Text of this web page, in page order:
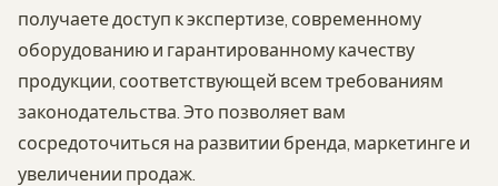
получаете доступ к экспертизе, современному
оборудованию и гарантированному качеству
продукции, соответствующей всем требованиям
законодательства. Это позволяет вам
сосредоточиться на развитии бренда, маркетинге и
увеличении продаж.